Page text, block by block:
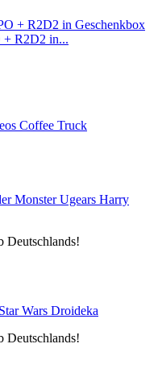
+ R2D2 in...
Coffee Truck
Ugears Harry
Deutschlands!
Wars Droideka
Deutschlands!